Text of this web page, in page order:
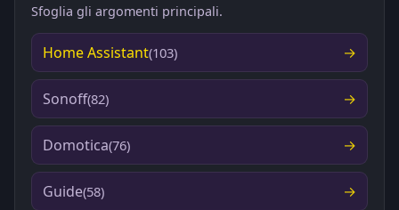
Sfoglia gli argomenti principali.
Home Assistant(103)
Sonoff(82)
Domotica(76)
Guide(58)